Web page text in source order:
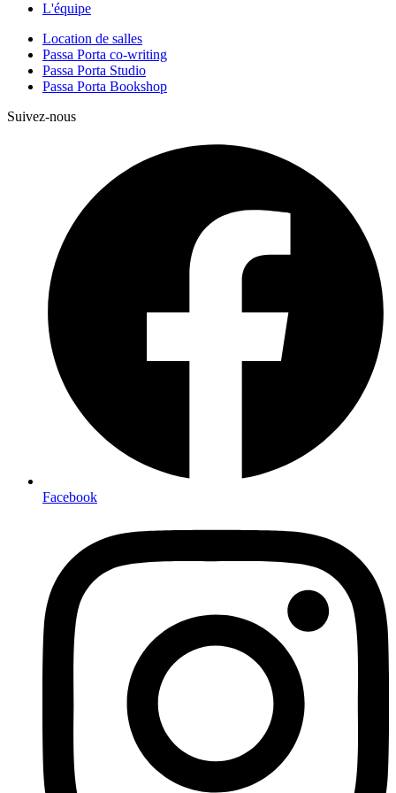
L'équipe
Location de salles
Passa Porta co-writing
Passa Porta Studio
Passa Porta Bookshop
Suivez-nous
Facebook